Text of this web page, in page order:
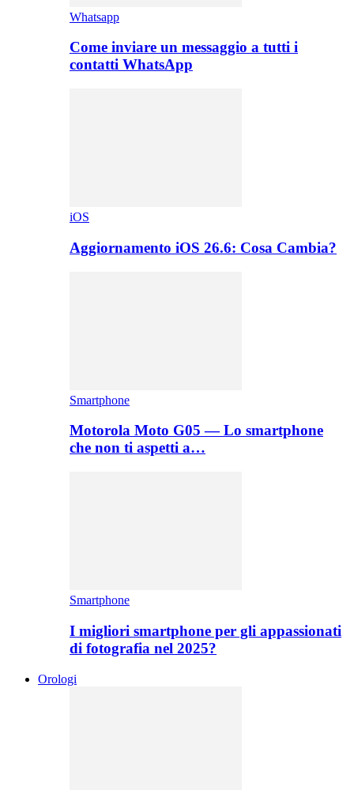
Whatsapp
Come inviare un messaggio a tutti i
contatti WhatsApp
iOS
Aggiornamento iOS 26.6: Cosa Cambia?
Smartphone
Motorola Moto G05 — Lo smartphone
che non ti aspetti a…
Smartphone
I migliori smartphone per gli appassionati
di fotografia nel 2025?
Orologi